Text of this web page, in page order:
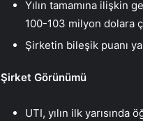
Yılın tamamına ilişkin
100-103 milyon dolara
Şirketin bileşik puanı
Şirket Görünümü
UTI, yılın ilk